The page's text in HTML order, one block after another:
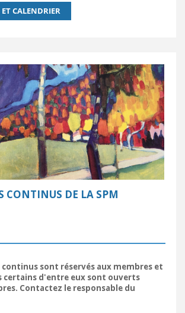
CONTINUS DE LA SPM
continus sont réservés aux membres et
certains d'entre eux sont ouverts
Contactez le responsable du